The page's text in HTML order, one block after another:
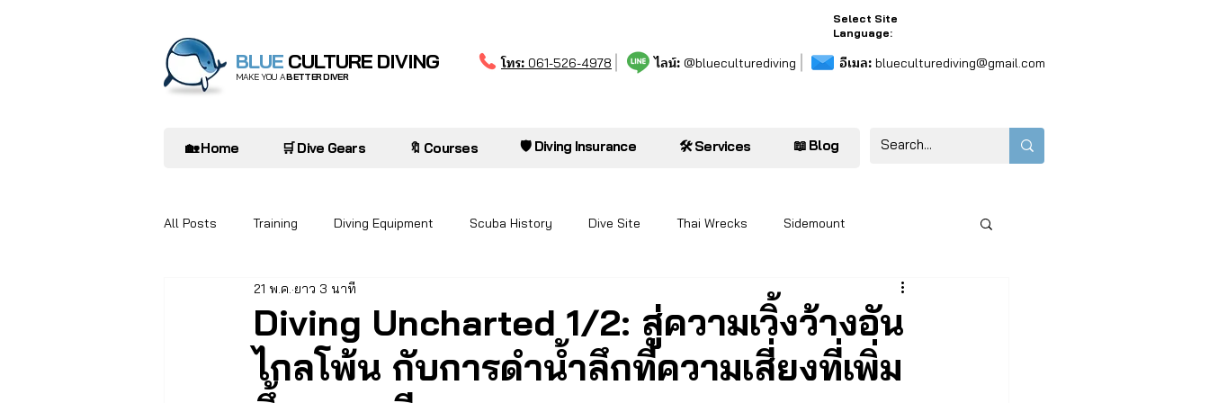
BLUE CULTURE DIVING
MAKE YOU ABETTER DIVER
Select Site
Language:
โทร: 061-526-4978 ไลน์: @blueculturediving อีเมล: blueculturediving@gmail.com
🏡 Home 🛒 Dive Gears 🔖 Courses 🛡️ Diving Insurance 🛠️ Services 📖 Blog
All Posts Training Diving Equipment Scuba History Dive Site Thai Wrecks Sidemount
Diver to Diver Oceanarium
Diving Uncharted 1/2: สู่ความเวิ้งว้างอัน
ไกลโพ้น กับการดำน้ำลึกที่ความเสี่ยงที่เพิ่ม
21 พ.ค. ยาว 3 นาที